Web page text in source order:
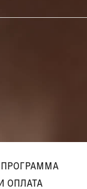
ОПЛАТА